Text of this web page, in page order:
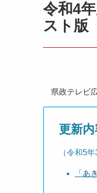
令和4
スト版
県政テレビ
更新
（令和5年
「あ